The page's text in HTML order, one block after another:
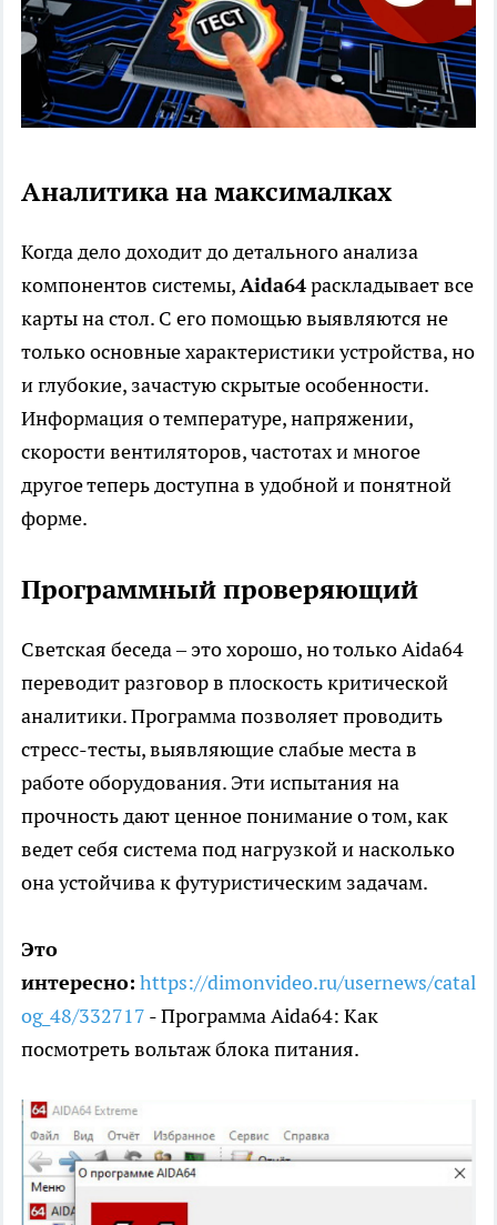
Аналитика на максималках
Когда дело доходит до детального анализа
компонентов системы,Aida64раскладывает все
карты на стол. С его помощью выявляются не
только основные характеристики устройства, но
и глубокие, зачастую скрытые особенности.
Информация о температуре, напряжении,
скорости вентиляторов, частотах и многое
другое теперь доступна в удобной и понятной
форме.
Программный проверяющий
Светская беседа – это хорошо, но только Aida64
переводит разговор в плоскость критической
аналитики. Программа позволяет проводить
стресс-тесты, выявляющие слабые места в
работе оборудования. Эти испытания на
прочность дают ценное понимание о том, как
ведет себя система под нагрузкой и насколько
она устойчива к футуристическим задачам.
Это
интересно: https://dimonvideo.ru/usernews/catal
og_48/332717 - Программа Aida64: Как
посмотреть вольтаж блока питания.